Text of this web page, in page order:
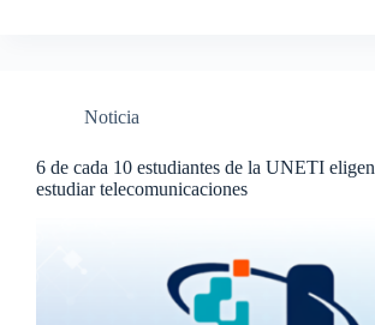
Noticia
6 de cada 10 estudiantes de la UNETI eligen
estudiar telecomunicaciones